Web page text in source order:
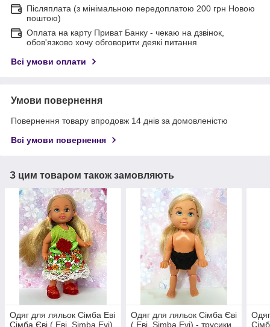
Післяплата (з мінімальною передоплатою 200 грн Новою
поштою)
Оплата на карту Приват Банку - чекаю на дзвінок,
обов'язково хочу обговорити деякі питання
Всі умови оплати
Умови повернення
Повернення товару впродовж 14 днів за домовленістю
Всі умови повернення
З цим товаром також замовляють
Одяг для ляльок Сімба Еві
Сімба Єві ( Еві, Simba Evi)
Одяг для ляльок Сімба Єві
( Еві, Simba Evi) - трусики